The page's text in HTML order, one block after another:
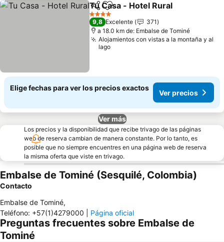
CompartirAgregar a favoritos
Tu Casa - Hotel Rural
4 Estrellas
9,8 Excelente
371
a 18.0 km de: Embalse de Tominé
Alojamientos con vistas a la montaña y al
lago
Elige fechas para ver los precios exactos
Ver precios
Ver más
Los precios y la disponibilidad que recibe trivago de las páginas
web de reserva cambian de manera constante. Por lo tanto, es
posible que no siempre encuentres en una página web de reserva
la misma oferta que viste en trivago.
Embalse de Tominé (Sesquilé, Colombia)
Contacto
Embalse de Tominé,
Teléfono: +57(1)4279000 Página oficial
Preguntas frecuentes sobre Embalse de
Tominé